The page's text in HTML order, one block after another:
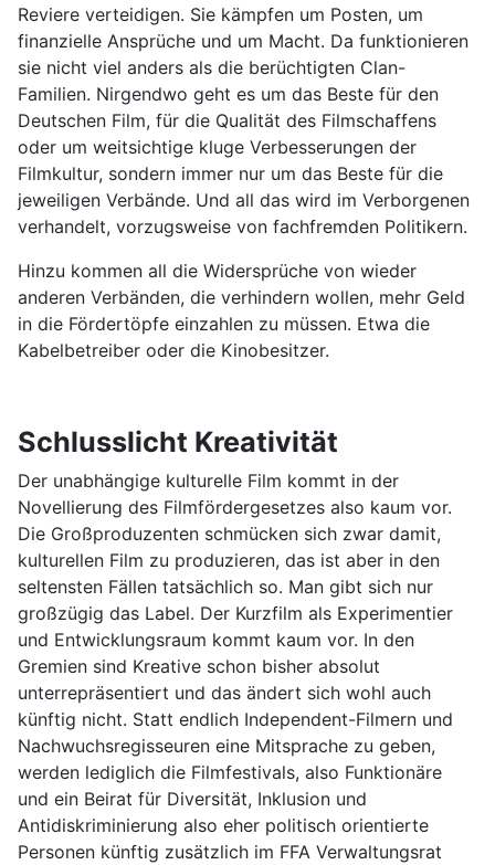
Reviere verteidigen. Sie kämpfen um Posten, um
finanzielle Ansprüche und um Macht. Da funktionieren
sie nicht viel anders als die berüchtigten Clan-
Familien. Nirgendwo geht es um das Beste für den
Deutschen Film, für die Qualität des Filmschaffens
oder um weitsichtige kluge Verbesserungen der
Filmkultur, sondern immer nur um das Beste für die
jeweiligen Verbände. Und all das wird im Verborgenen
verhandelt, vorzugsweise von fachfremden Politikern.
Hinzu kommen all die Widersprüche von wieder
anderen Verbänden, die verhindern wollen, mehr Geld
in die Fördertöpfe einzahlen zu müssen. Etwa die
Kabelbetreiber oder die Kinobesitzer.
Schlusslicht Kreativität
Der unabhängige kulturelle Film kommt in der
Novellierung des Filmfördergesetzes also kaum vor.
Die Großproduzenten schmücken sich zwar damit,
kulturellen Film zu produzieren, das ist aber in den
seltensten Fällen tatsächlich so. Man gibt sich nur
großzügig das Label. Der Kurzfilm als Experimentier
und Entwicklungsraum kommt kaum vor. In den
Gremien sind Kreative schon bisher absolut
unterrepräsentiert und das ändert sich wohl auch
künftig nicht. Statt endlich Independent-Filmern und
Nachwuchsregisseuren eine Mitsprache zu geben,
werden lediglich die Filmfestivals, also Funktionäre
und ein Beirat für Diversität, Inklusion und
Antidiskriminierung also eher politisch orientierte
Personen künftig zusätzlich im FFA Verwaltungsrat